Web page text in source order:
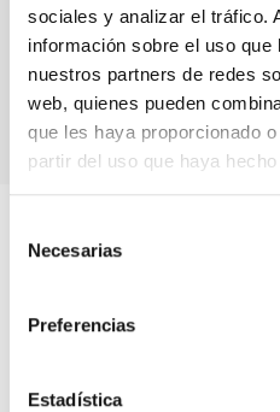
sociales y analizar el tráfico.
información sobre el uso que
nuestros partners de redes
web, quienes pueden
que les haya proporcionado
partir del uso que haya
Necesarias
Preferencias
Estadística
para los
próximos
cuatro
años